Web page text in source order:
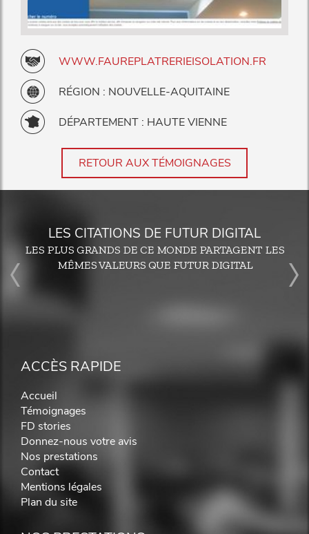
WWW.FAUREPLATRERIEISOLATION.FR
RÉGION : NOUVELLE-AQUITAINE
DÉPARTEMENT : HAUTE VIENNE
RETOUR AUX TÉMOIGNAGES
LES CITATIONS DE FUTUR DIGITAL
LES PLUS GRANDS DE CE MONDE PARTAGENT LES
MÊMES VALEURS QUE FUTUR DIGITAL
ACCÈS RAPIDE
Accueil
Témoignages
FD stories
Donnez-nous votre avis
Nos prestations
Contact
Mentions légales
Plan du site